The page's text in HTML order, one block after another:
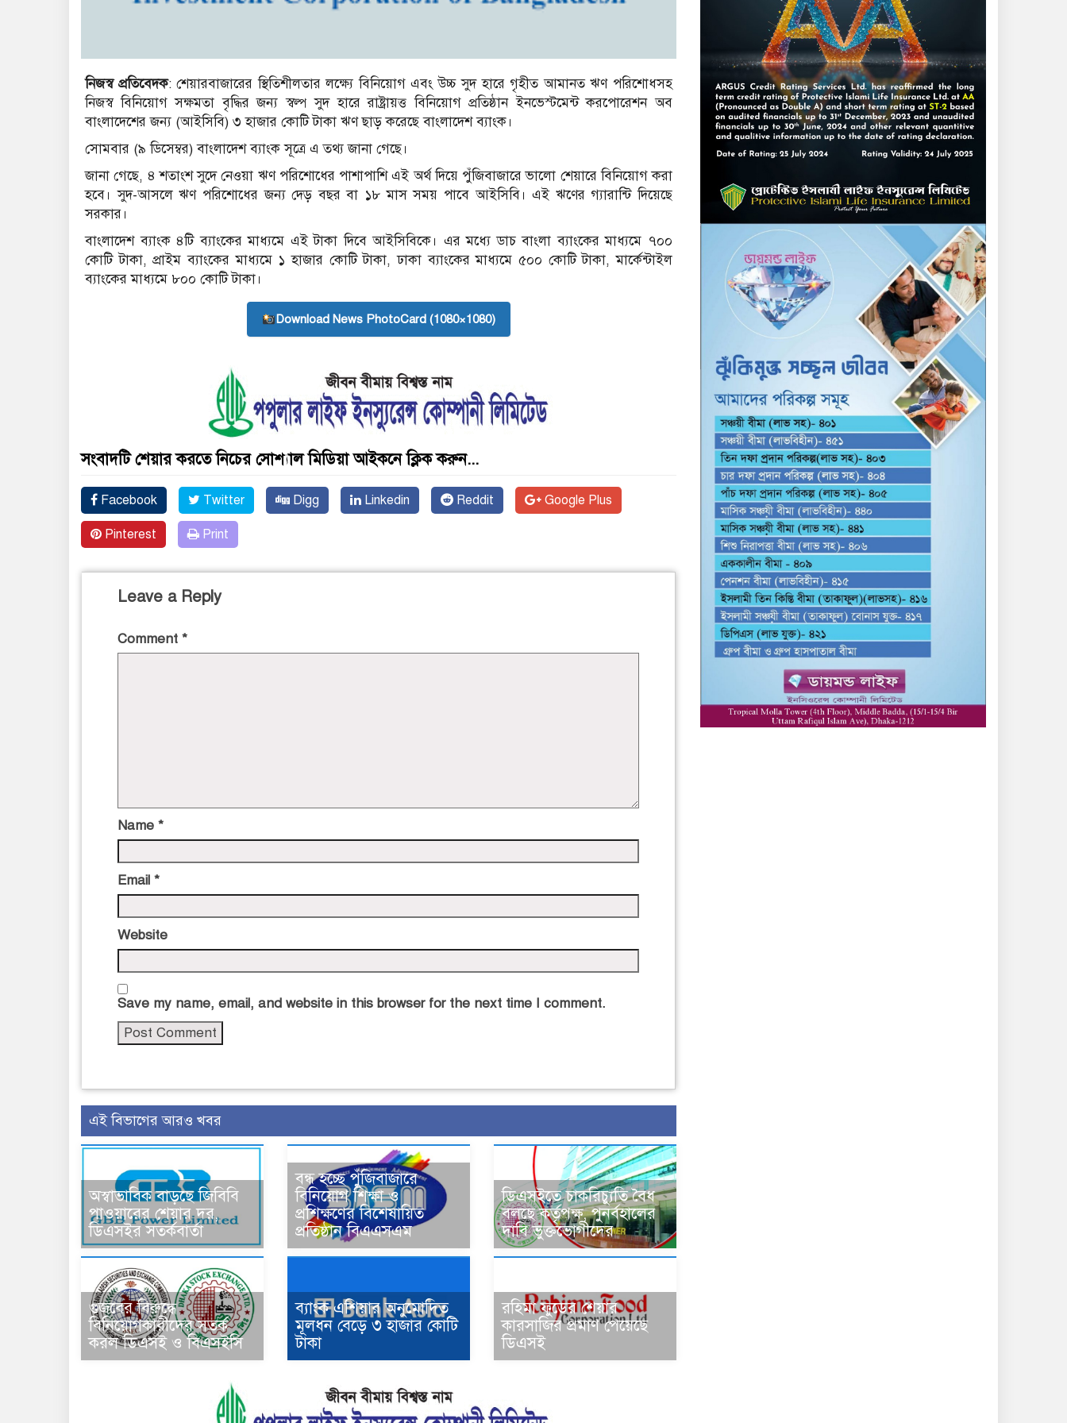
নিজস্ব প্রতিবেদক: শেয়ারবাজারের স্থিতিশীলতার লক্ষ্যে বিনিয়োগ এবং উচ্চ সুদ হারে গৃহীত আমানত ঋণ পরিশোধসহ
নিজস্ব বিনিয়োগ সক্ষমতা বৃদ্ধির জন্য স্বল্প সুদ হারে রাষ্ট্রায়ত্ত বিনিয়োগ প্রতিষ্ঠান ইনভেস্টমেন্ট করপোরেশন অব
বাংলাদেশের জন্য (আইসিবি) ৩ হাজার কোটি টাকা ঋণ ছাড় করেছে বাংলাদেশ ব্যাংক।
সোমবার (৯ ডিসেম্বর) বাংলাদেশ ব্যাংক সূত্রে এ তথ্য জানা গেছে।
জানা গেছে, ৪ শতাংশ সুদে নেওয়া ঋণ পরিশোধের পাশাপাশি এই অর্থ দিয়ে পুঁজিবাজারে ভালো শেয়ারে বিনিয়োগ করা
হবে। সুদ-আসলে ঋণ পরিশোধের জন্য দেড় বছর বা ১৮ মাস সময় পাবে আইসিবি। এই ঋণের গ্যারান্টি দিয়েছে
সরকার।
বাংলাদেশ ব্যাংক ৪টি ব্যাংকের মাধ্যমে এই টাকা দিবে আইসিবিকে। এর মধ্যে ডাচ বাংলা ব্যাংকের মাধ্যমে ৭০০
কোটি টাকা, প্রাইম ব্যাংকের মাধ্যমে ১ হাজার কোটি টাকা, ঢাকা ব্যাংকের মাধ্যমে ৫০০ কোটি টাকা, মার্কেন্টাইল
ব্যাংকের মাধ্যমে ৮০০ কোটি টাকা।
Download News PhotoCard (1080×1080)
সংবাদটি শেয়ার করতে নিচের সোশ্যাল মিডিয়া আইকনে ক্লিক করুন...
Facebook Twitter Digg Linkedin Reddit Google Plus
Pinterest Print
Leave a Reply
Comment *
Name *
Email *
Website
Save my name, email, and website in this browser for the next time I comment.
এই বিভাগের আরও খবর
অস্বাভাবিক বাড়ছে জিবিবি
পাওয়ারের শেয়ার দর,
ডিএসইর সতর্কবার্তা
বন্ধ হচ্ছে পুঁজিবাজারে
বিনিয়োগ শিক্ষা ও
প্রশিক্ষণের বিশেষায়িত
প্রতিষ্ঠান বিএএসএম
ডিএসইতে চাকরিচ্যুতি বৈধ
বলছে কর্তৃপক্ষ, পুনর্বহালের
দাবি ভুক্তভোগীদের
গুজবের বিরুদ্ধে
বিনিয়োগকারীদের সতর্ক
করল ডিএসই ও বিএসইসি
ব্যাংক এশিয়ার অনুমোদিত
মূলধন বেড়ে ৩ হাজার কোটি
টাকা
রহিমা ফুডের শেয়ার
কারসাজির প্রমাণ পেয়েছে
ডিএসই